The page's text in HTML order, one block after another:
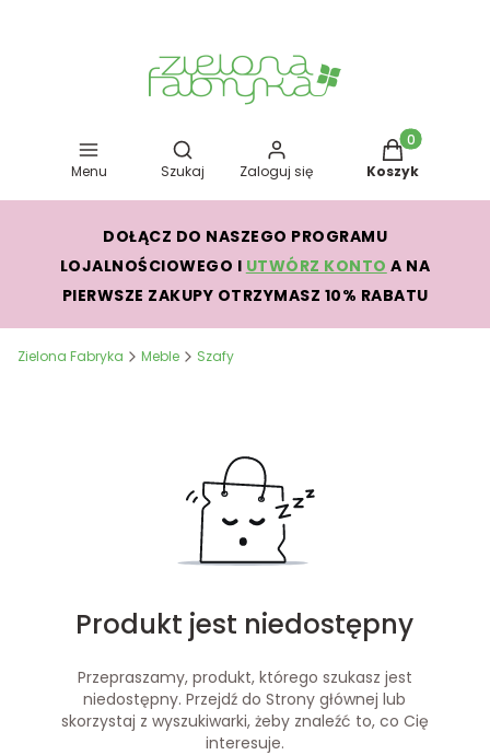
Menu
Otwórz wyszukiwarkę
Szukaj Zaloguj się
Produkty w
Koszyk
DOŁĄCZ DO NASZEGO PROGRAMU
LOJALNOŚCIOWEGO I UTWÓRZ KONTO A NA
PIERWSZE ZAKUPY OTRZYMASZ 10% RABATU
Zielona Fabryka Meble Szafy
Produkt jest niedostępny
Przepraszamy, produkt, którego szukasz jest
niedostępny. Przejdź do Strony głównej lub
skorzystaj z wyszukiwarki, żeby znaleźć to, co Cię
interesuje.